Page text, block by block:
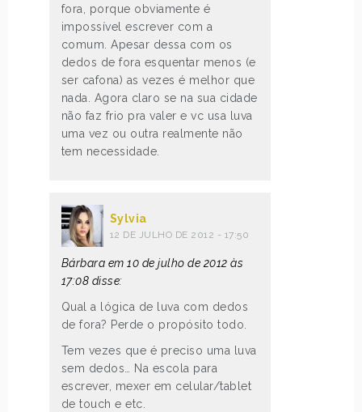
fora, porque obviamente é
impossível escrever com a
comum. Apesar dessa com os
dedos de fora esquentar menos (e
ser cafona) as vezes é melhor que
nada. Agora claro se na sua cidade
não faz frio pra valer e vc usa luva
uma vez ou outra realmente não
tem necessidade.
Sylvia
12 DE JULHO DE 2012 - 17:50
Bárbara em 10 de julho de 2012 às
17:08 disse:
Qual a lógica de luva com dedos
de fora? Perde o propósito todo.
Tem vezes que é preciso uma luva
sem dedos… Na escola para
escrever, mexer em celular/tablet
de touch e etc.